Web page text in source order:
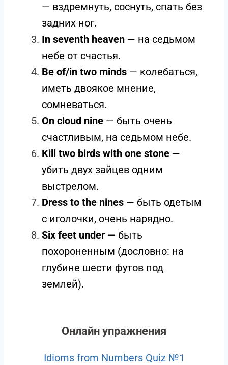
— вздремнуть, соснуть, спать без
задних ног.
In seventh heaven — на седьмом
небе от счастья.
Be of/in two minds — колебаться,
иметь двоякое мнение,
сомневаться.
On cloud nine — быть очень
счастливым, на седьмом небе.
Kill two birds with one stone —
убить двух зайцев одним
выстрелом.
Dress to the nines — быть одетым
с иголочки, очень нарядно.
Six feet under — быть
похороненным (дословно: на
глубине шести футов под
землей).
Онлайн упражнения
Idioms from Numbers Quiz №1